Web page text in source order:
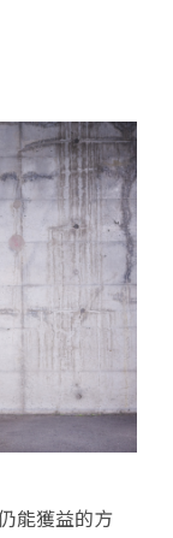
能獲益的方